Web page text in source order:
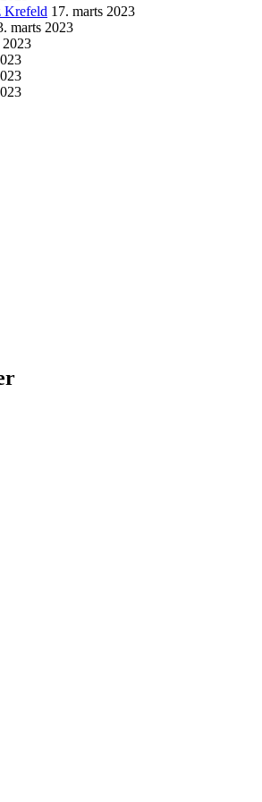
Krefeld 17. marts 2023
marts 2023
2023